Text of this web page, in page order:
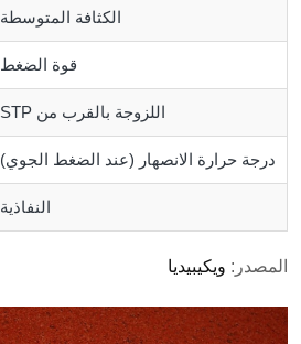
الكثافة المتوسطة
قوة الضغط
اللزوجة بالقرب من STP
درجة حرارة الانصهار (عند الضغط الجوي)
النفاذية
المصدر: ويكيبيديا